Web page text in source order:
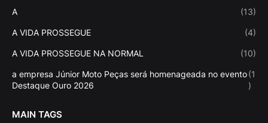
A (13)
A VIDA PROSSEGUE (4)
A VIDA PROSSEGUE NA NORMAL (10)
a empresa Júnior Moto Peças será homenageada no evento
Destaque Ouro 2026
(1
)
MAIN TAGS